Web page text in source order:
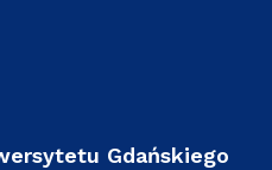
Gdańskiego